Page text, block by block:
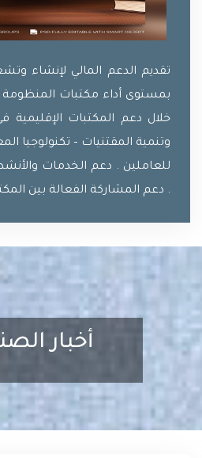
تقديم الدعم المالي لإنشاء
بمستوى أداء مكتبات المنظومة
خلال دعم المكتبات الإقليمية
وتنمية المقتنيات – تكنولوجيا
للعاملين . دعم الخدمات
. دعم المشاركة الفعالة بين
أخبار